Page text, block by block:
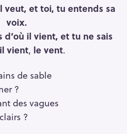
veut, et toi, tu entends sa
voix.
d’où il vient, et tu ne sais
vient, le vent.
de sable
?
des vagues
?